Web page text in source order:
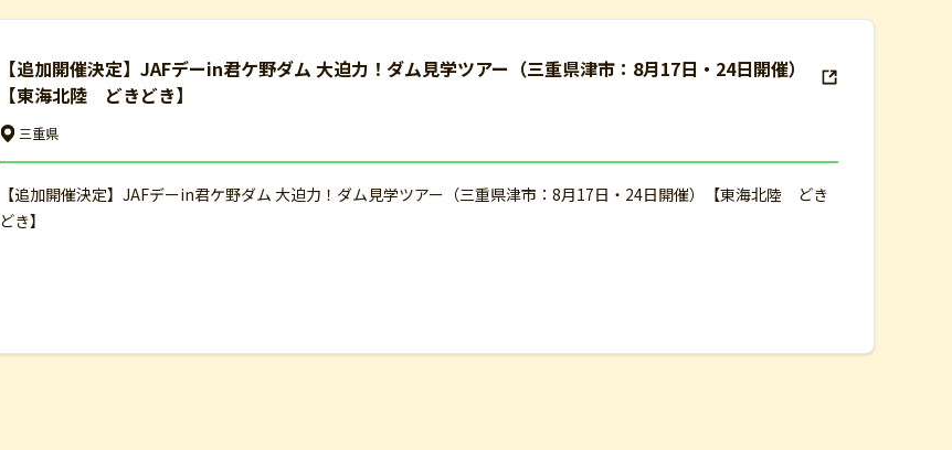
【追加開催決定】JAFデーin君ケ野ダム 大迫力！ダム見学ツアー（三重県津市：8月17日・24日開催）
【東海北陸 どきどき】
三重県
【追加開催決定】JAFデーin君ケ野ダム 大迫力！ダム見学ツアー（三重県津市：8月17日・24日開催）【東海北陸 どき
どき】